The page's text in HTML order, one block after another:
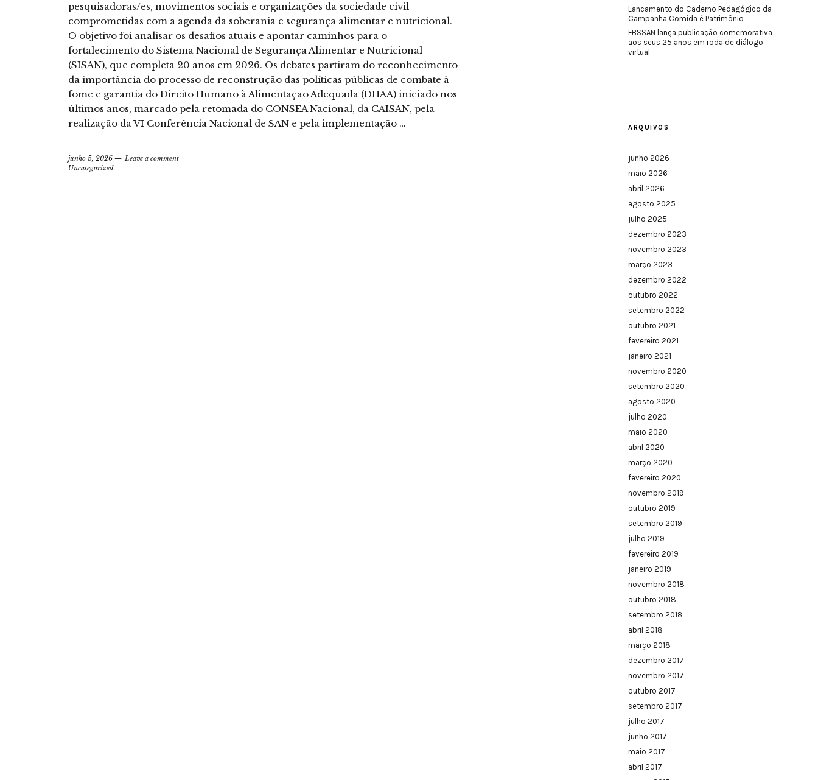
pesquisadoras/es, movimentos sociais e organizações da sociedade civil
comprometidas com a agenda da soberania e segurança alimentar e nutricional.
O objetivo foi analisar os desafios atuais e apontar caminhos para o
fortalecimento do Sistema Nacional de Segurança Alimentar e Nutricional
(SISAN), que completa 20 anos em 2026. Os debates partiram do reconhecimento
da importância do processo de reconstrução das políticas públicas de combate à
fome e garantia do Direito Humano à Alimentação Adequada (DHAA) iniciado nos
últimos anos, marcado pela retomada do CONSEA Nacional, da CAISAN, pela
realização da VI Conferência Nacional de SAN e pela implementação …
junho 5, 2026
Leave a comment
Uncategorized
Lançamento do Caderno Pedagógico da
Campanha Comida é Patrimônio
FBSSAN lança publicação comemorativa
aos seus 25 anos em roda de diálogo
virtual
ARQUIVOS
junho 2026
maio 2026
abril 2026
agosto 2025
julho 2025
dezembro 2023
novembro 2023
março 2023
dezembro 2022
outubro 2022
setembro 2022
outubro 2021
fevereiro 2021
janeiro 2021
novembro 2020
setembro 2020
agosto 2020
julho 2020
maio 2020
abril 2020
março 2020
fevereiro 2020
novembro 2019
outubro 2019
setembro 2019
julho 2019
fevereiro 2019
janeiro 2019
novembro 2018
outubro 2018
setembro 2018
abril 2018
março 2018
dezembro 2017
novembro 2017
outubro 2017
setembro 2017
julho 2017
junho 2017
maio 2017
abril 2017